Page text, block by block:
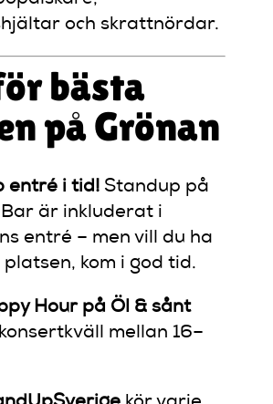
och skrattnördar.
bästa
på Grönan
entré i tid! Standup på
Bar är inkluderat i
entré – men vill du ha
platsen, kom i god tid.
Hour på Öl & sånt
mellan 16–